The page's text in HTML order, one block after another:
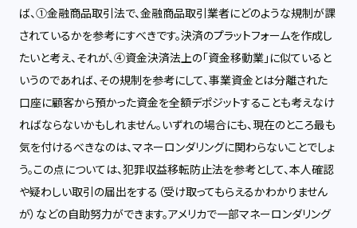
ば、①金融商品取引法で、金融商品取引業者にどのような規制が課
されているかを参考にすべきです。決済のプラットフォームを作成し
たいと考え、それが、④資金決済法上の「資金移動業」に似ていると
いうのであれば、その規制を参考にして、事業資金とは分離された
口座に顧客から預かった資金を全額デポジットすることも考えなけ
ればならないかもしれません。いずれの場合にも、現在のところ最も
気を付けるべきなのは、マネーロンダリングに関わらないことでしょ
う。この点については、犯罪収益移転防止法を参考として、本人確認
や疑わしい取引の届出をする（受け取ってもらえるかわかりません
が）などの自助努力ができます。アメリカで一部マネーロンダリング